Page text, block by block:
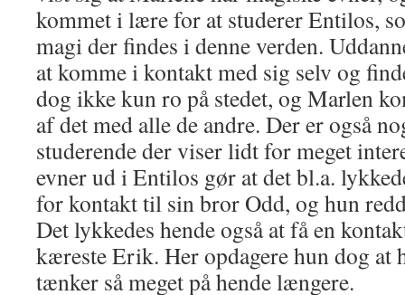
kommet i lære for at studerer Entilos,
magi der findes i denne verden.
at komme i kontakt med sig selv og
dog ikke kun ro på stedet, og Marlen
af det med alle de andre. Der er også
studerende der viser lidt for meget
evner ud i Entilos gør at det bl.a.
for kontakt til sin bror Odd, og hun
Det lykkedes hende også at få en
kæreste Erik. Her opdagere hun dog at
tænker så meget på hende længere.